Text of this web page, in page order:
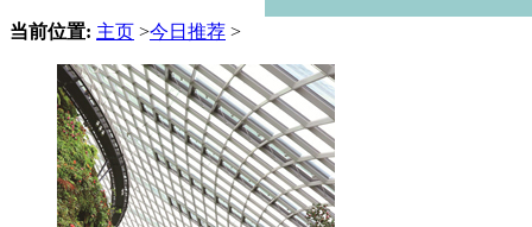
当前位置: 主页 >今日推荐 >